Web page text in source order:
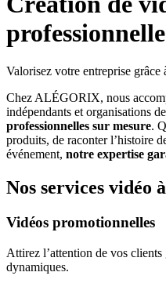
Valorisez votre entreprise grâce
Chez ALÉGORIX, nous
indépendants et organisations de
professionnelles sur mesure.
produits, de raconter l’histoire
événement, notre expertise
Nos services vidéo
Vidéos promotionnelles
Attirez l’attention de vos clients
dynamiques.